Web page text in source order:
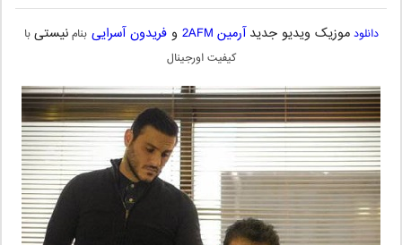
دانلودموزیک ویدیوجدید آرمین 2AFM وفریدون آسراییبنامنیستیبا
کیفیت اورجینال